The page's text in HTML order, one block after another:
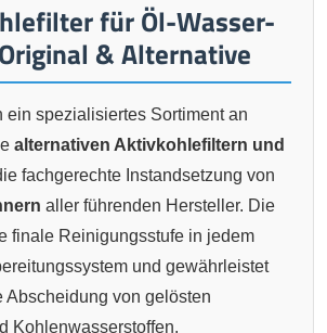
für Öl-Wasser-
& Alternative
ein spezialisiertes Sortiment an
alternativen Aktivkohlefiltern und
fachgerechte Instandsetzung von
aller führenden Hersteller. Die
finale Reinigungsstufe in jedem
und gewährleistet
Abscheidung von gelösten
Kohlenwasserstoffen.